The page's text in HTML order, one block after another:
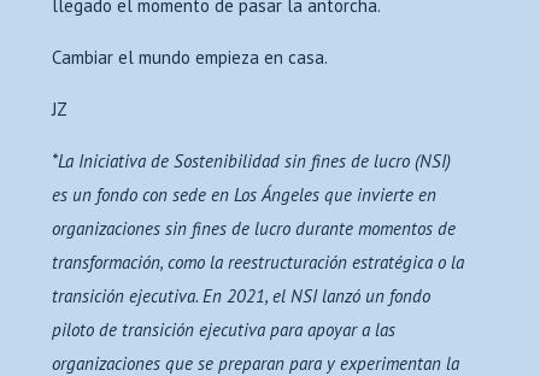
llegado el momento de pasar la antorcha.
Cambiar el mundo empieza en casa.
JZ
*La Iniciativa de Sostenibilidad sin fines de lucro (NSI)
es un fondo con sede en Los Ángeles que invierte en
organizaciones sin fines de lucro durante momentos de
transformación, como la reestructuración estratégica o la
transición ejecutiva. En 2021, el NSI lanzó un fondo
piloto de transición ejecutiva para apoyar a las
organizaciones que se preparan para y experimentan la